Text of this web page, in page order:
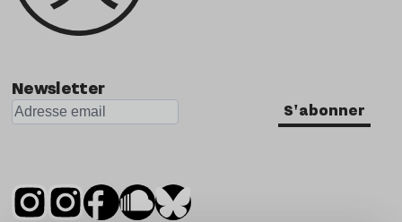
Newsletter
S'abonner